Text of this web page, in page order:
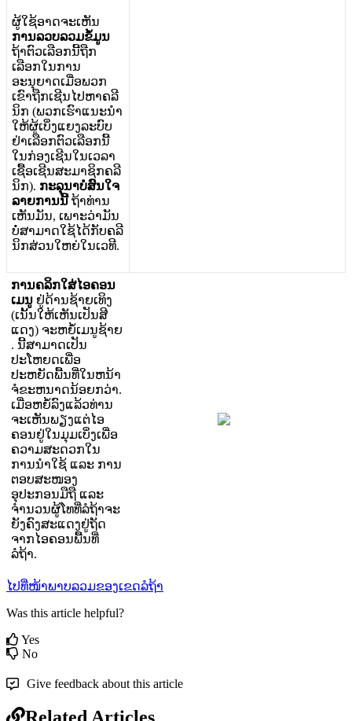
ຜໃຊອາດຈະເຫນ
ການລວບລວມຂມນ
ຖາຕວເລອກນຖກ
ເລອກໃນການ
ອະນຍາດເມອພວກ
ເຂາຖກເຊນໄປຫາຄລ
ນກ (ພວກເຮາແນະນາ
ໃຫຜເບງແຍງລະບບ
ຢາເລອກຕວເລອກນ
ໃນກອງເຊນໃນເວລາ
ເຊອເຊນສະມາຊກຄລ
ນກ). ກະລນາບສນໃຈ
ລາຍການນ ຖາທານ
ເຫນມນ, ເພາະວາມນ
ບສາມາດໃຊໄດກບຄລ
ນກສວນໃຫຍໃນເວທ.
ການຄລກໃສໄອຄອນ
ເມນ ຢດານຊາຍເທງ
(ເນນໃຫເຫນເປນສ
ແດງ) ຈະຫຍເມນຊາຍ
. ນສາມາດເປນ
ປະໂຫຍດເພອ
ປະຫຍດພນທໃນຫນາ
ຈຂະຫນາດນອຍກວາ.
ເມອຫຍລງແລວທານ
ຈະເຫນພຽງແຕໄອ
ຄອນຢໃນມມເບງເພອ
ຄວາມສະດວກໃນ
ການນໃຊ ແລະ ການ
ຕອບສະໜອງ
ອປະກອນມຖ ແລະ
ຈນວນຜໂທທລຖາຈະ
ຍງຄງສະແດງຢຖດ
ຈາກໄອຄອນພນທ
ລຖາ.
ໄປທໜາພາບລວມຂອງເຂດລຖາ
Was this article helpful?
Yes
No
Give feedback about this article